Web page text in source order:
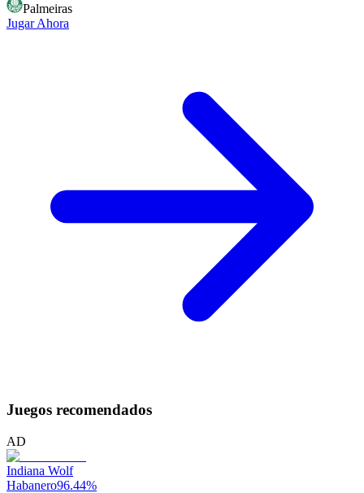
Palmeiras
Jugar Ahora
Juegos recomendados
AD
Indiana Wolf
Habanero96.44%